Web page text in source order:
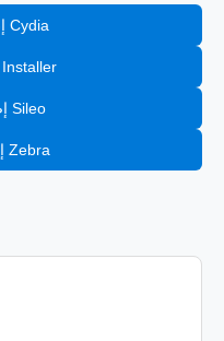
إضافة إلى Cydia
إضافة إلى Installer
إضافة إلى Sileo
إضافة إلى Zebra